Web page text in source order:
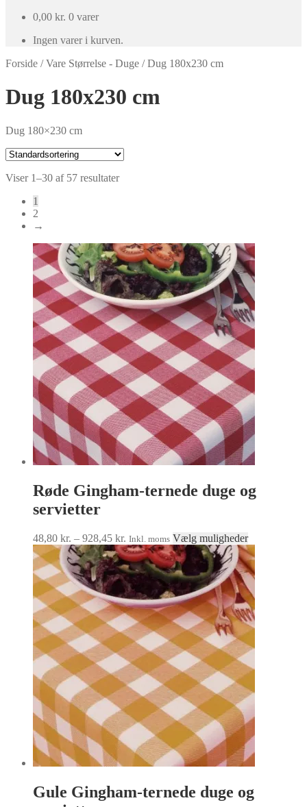
0,00 kr. 0 varer
Ingen varer i kurven.
Forside /Vare Størrelse - Duge /Dug 180x230 cm
Dug 180x230 cm
Dug 180×230 cm
Viser 1–30 af 57 resultater
1
2
→
Røde Gingham-ternede duge og
servietter
48,80 kr. – 928,45 kr. Prisinterval:
48,80 kr.
til
928,45 kr.
Inkl. moms Vælg mulighederDette
vare
har
flere
varianter.
Mulighederne
kan
vælges
på
varesiden
Gule Gingham-ternede duge og